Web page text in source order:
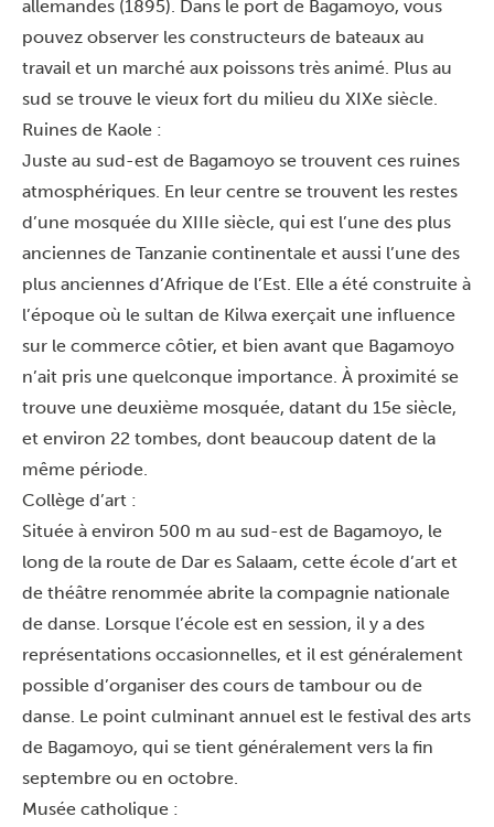
allemandes (1895). Dans le port de Bagamoyo, vous
pouvez observer les constructeurs de bateaux au
travail et un marché aux poissons très animé. Plus au
sud se trouve le vieux fort du milieu du XIXe siècle.
Ruines de Kaole :
Juste au sud-est de Bagamoyo se trouvent ces ruines
atmosphériques. En leur centre se trouvent les restes
d’une mosquée du XIIIe siècle, qui est l’une des plus
anciennes de Tanzanie continentale et aussi l’une des
plus anciennes d’Afrique de l’Est. Elle a été construite à
l’époque où le sultan de Kilwa exerçait une influence
sur le commerce côtier, et bien avant que Bagamoyo
n’ait pris une quelconque importance. À proximité se
trouve une deuxième mosquée, datant du 15e siècle,
et environ 22 tombes, dont beaucoup datent de la
même période.
Collège d’art :
Située à environ 500 m au sud-est de Bagamoyo, le
long de la route de Dar es Salaam, cette école d’art et
de théâtre renommée abrite la compagnie nationale
de danse. Lorsque l’école est en session, il y a des
représentations occasionnelles, et il est généralement
possible d’organiser des cours de tambour ou de
danse. Le point culminant annuel est le festival des arts
de Bagamoyo, qui se tient généralement vers la fin
septembre ou en octobre.
Musée catholique :